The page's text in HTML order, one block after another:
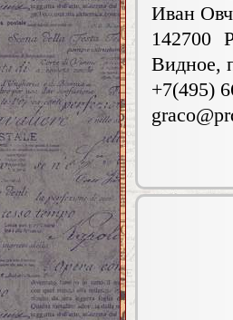
Иван
142700
Видное,
+7(495)